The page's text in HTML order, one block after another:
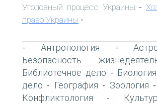
Уголовный процесс Украины -
право Украины -
- Антропология -
Безопасность
Библиотечное дело - Биология
дело - География - Зоология -
Конфликтология -